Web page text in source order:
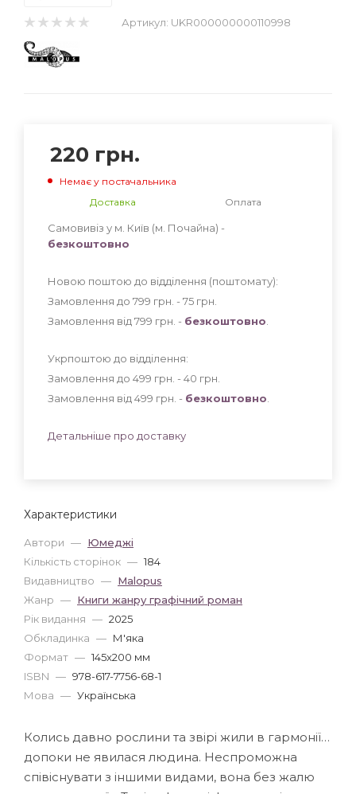
Артикул: UKR000000000110998
Характеристики
Автори — Юмеджі
Кількість сторінок — 184
Видавництво — Malopus
Жанр — Книги жанру графічний роман
Рік видання — 2025
Обкладинка — М'яка
Формат — 145x200 мм
ISBN — 978-617-7756-68-1
Мова — Українська
220 грн.
Немає у постачальника
Доставка
Оплата
Самовивіз у м. Київ (м. Почайна) -
безкоштовно
Новою поштою до відділення (поштомату):
Замовлення до 799 грн. - 75 грн
Замовлення від 799 грн. - безкоштовно
Укрпоштою до відділення:
Замовлення до 499 грн. - 40 грн
Замовлення від 499 грн. - безкоштовно
Детальніше про доставку
Колись давно рослини та звірі жили в гармонії…
допоки не явилася людина. Неспроможна
співіснувати з іншими видами, вона без жалю